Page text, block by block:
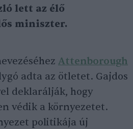
lett az élő
miniszter.
Attenborough
adta az ötletet. Gajdos
deklarálják, hogy
védik a környezetet.
politikája új